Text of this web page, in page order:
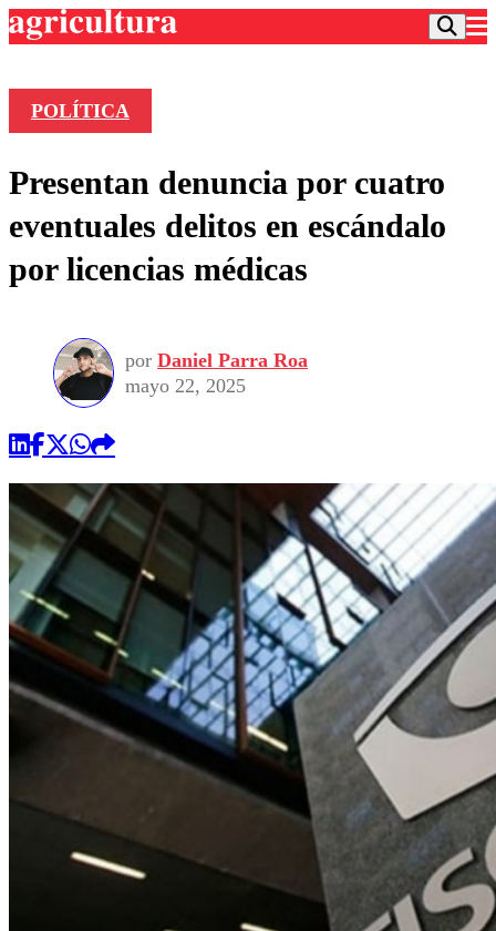
Frecuencias
Agricultura TV
Deportes
Colo Colo
Seleccion Chilena
Torneo Internacional
Universidad de Chile
Entretención
Economía
Internacional
Sustentabilidad
Publicaciones en medios
Opinión
POLÍTICA
Presentan denuncia por cuatro
eventuales delitos en escándalo
por licencias médicas
por Daniel Parra Roa
mayo 22, 2025